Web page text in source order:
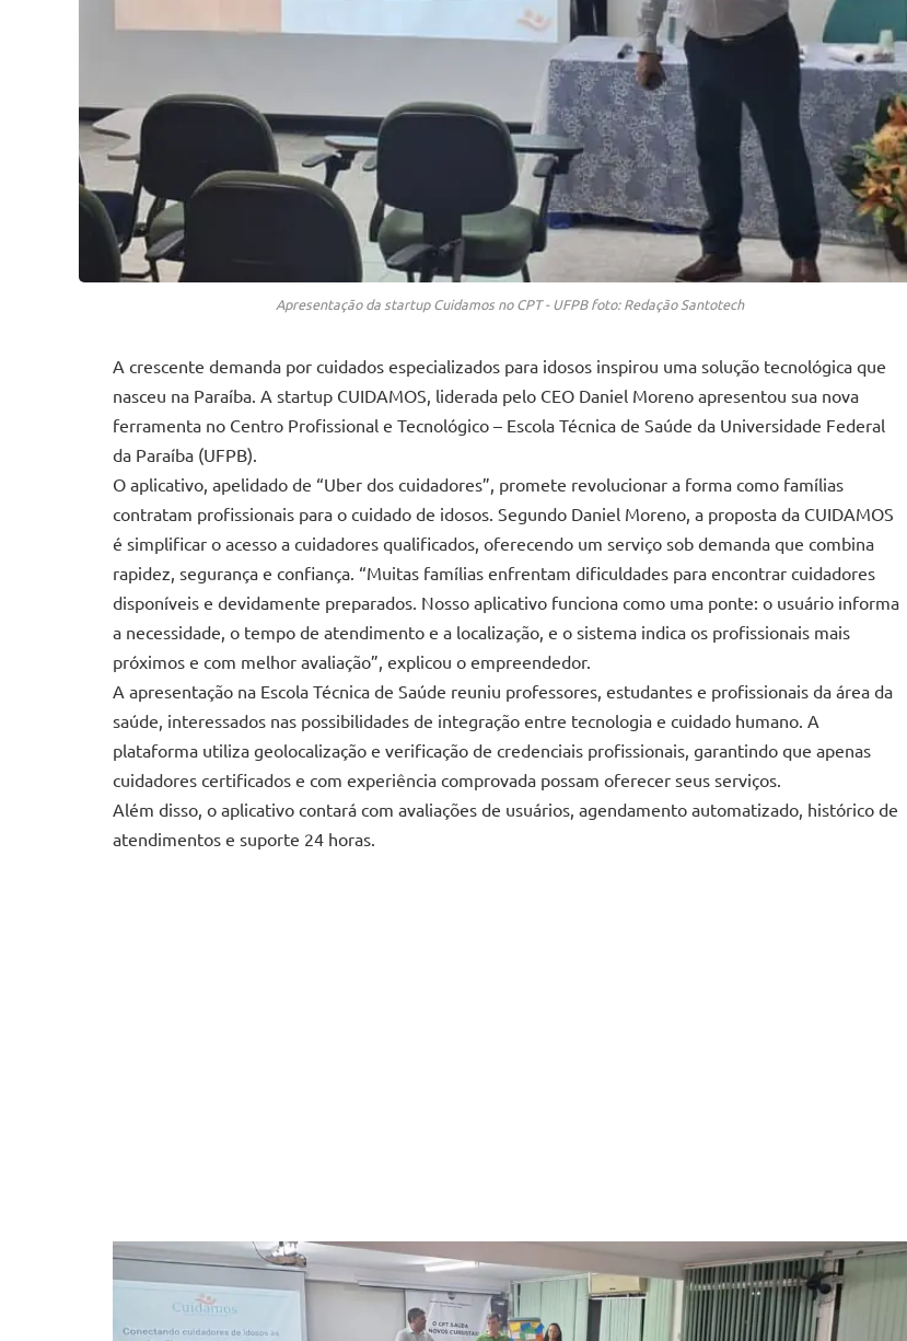
Apresentação da startup Cuidamos no CPT - UFPB foto: Redação Santotech
A crescente demanda por cuidados especializados para idosos inspirou uma solução tecnológica que
nasceu na Paraíba. A startup CUIDAMOS, liderada pelo CEO Daniel Moreno apresentou sua nova
ferramenta no Centro Profissional e Tecnológico – Escola Técnica de Saúde da Universidade Federal
da Paraíba (UFPB).
O aplicativo, apelidado de “Uber dos cuidadores”, promete revolucionar a forma como famílias
contratam profissionais para o cuidado de idosos. Segundo Daniel Moreno, a proposta da CUIDAMOS
é simplificar o acesso a cuidadores qualificados, oferecendo um serviço sob demanda que combina
rapidez, segurança e confiança. “Muitas famílias enfrentam dificuldades para encontrar cuidadores
disponíveis e devidamente preparados. Nosso aplicativo funciona como uma ponte: o usuário informa
a necessidade, o tempo de atendimento e a localização, e o sistema indica os profissionais mais
próximos e com melhor avaliação”, explicou o empreendedor.
A apresentação na Escola Técnica de Saúde reuniu professores, estudantes e profissionais da área da
saúde, interessados nas possibilidades de integração entre tecnologia e cuidado humano. A
plataforma utiliza geolocalização e verificação de credenciais profissionais, garantindo que apenas
cuidadores certificados e com experiência comprovada possam oferecer seus serviços.
Além disso, o aplicativo contará com avaliações de usuários, agendamento automatizado, histórico de
atendimentos e suporte 24 horas.